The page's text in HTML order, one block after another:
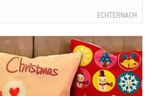
ECHTERNACH